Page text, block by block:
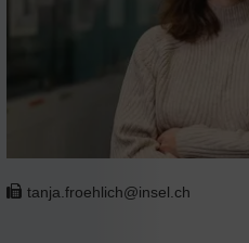
tanja.froehlich@insel.ch